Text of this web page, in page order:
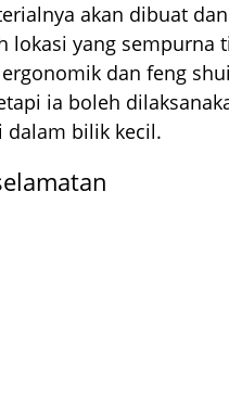
akan dibuat
lokasi yang sempurna
dan feng
ia boleh
dalam bilik kecil.